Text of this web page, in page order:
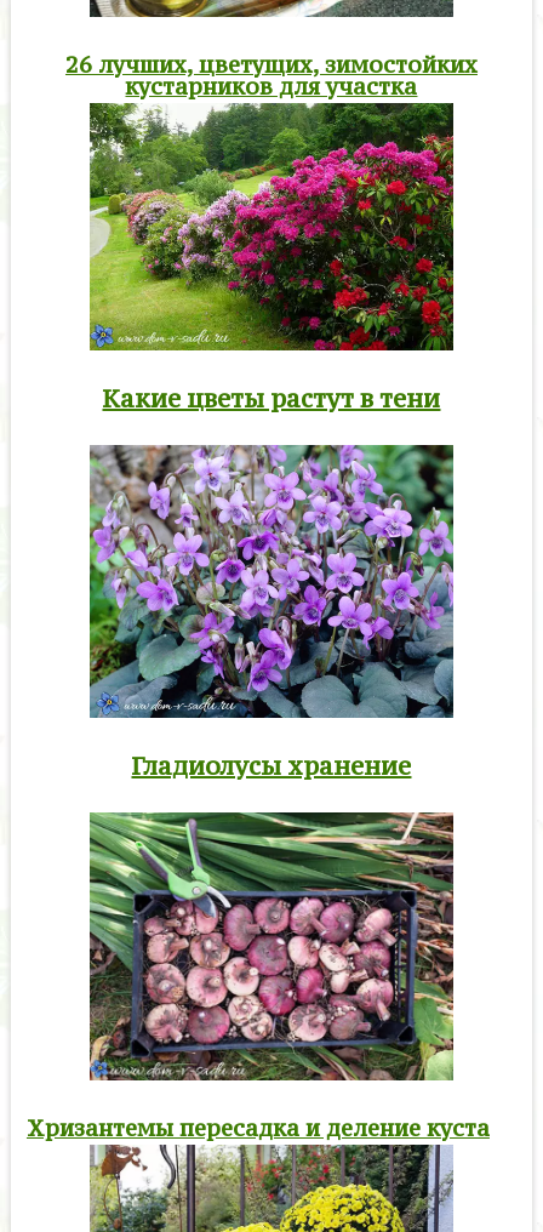
26 лучших, цветущих, зимостойких
кустарников для участка
Какие цветы растут в тени
Гладиолусы хранение
Хризантемы пересадка и деление куста